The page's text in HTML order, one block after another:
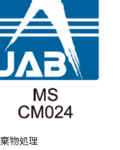
物処理